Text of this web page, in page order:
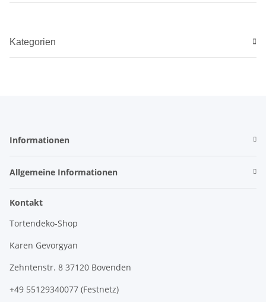
Kategorien
Informationen
Allgemeine Informationen
Kontakt
Tortendeko-Shop
Karen Gevorgyan
Zehntenstr. 8 37120 Bovenden
+49 55129340077 (Festnetz)